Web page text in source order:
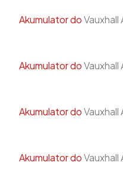
Akumulator do
Akumulator do
Akumulator doVauxhall
Akumulator doVauxhall